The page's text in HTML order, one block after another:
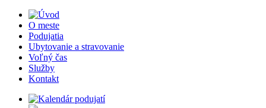
O meste
Podujatia
Ubytovanie a stravovanie
Voľný čas
Služby
Kontakt